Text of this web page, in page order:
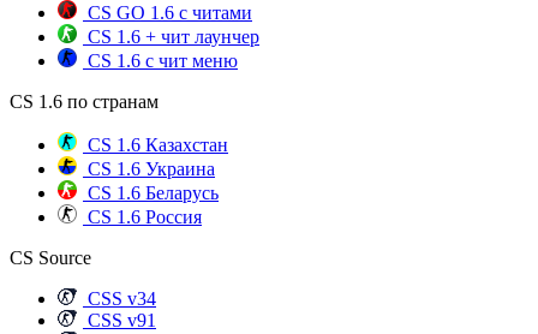
CS GO 1.6 с читами
CS 1.6 + чит лаунчер
CS 1.6 с чит меню
CS 1.6 по странам
CS 1.6 Казахстан
CS 1.6 Украина
CS 1.6 Беларусь
CS 1.6 Россия
CS Source
CSS v34
CSS v91